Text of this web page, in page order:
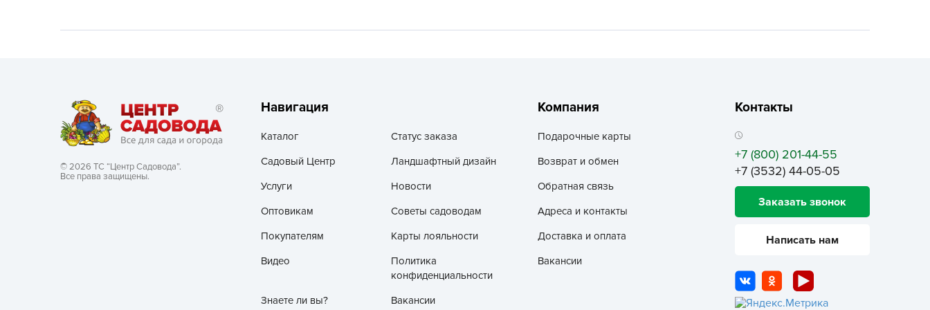
Zarit
АгроСпан
АГРОЭЛИТА
АЭЛИТА
© 2026 ТС “Центр Садовода”.
Все права защищены.
Навигация
Каталог
Статус заказа
Садовый Центр
Ландшафтный дизайн
Услуги
Новости
Оптовикам
Советы садоводам
Покупателям
Карты лояльности
Видео
Политика
конфиденциальности
Знаете ли вы?
Вакансии
Компания
Подарочные карты
Возврат и обмен
Обратная связь
Адреса и контакты
Доставка и оплата
Вакансии
Контакты
+7 (800) 201-44-55
+7 (3532) 44-05-05
Заказать звонок
Написать нам